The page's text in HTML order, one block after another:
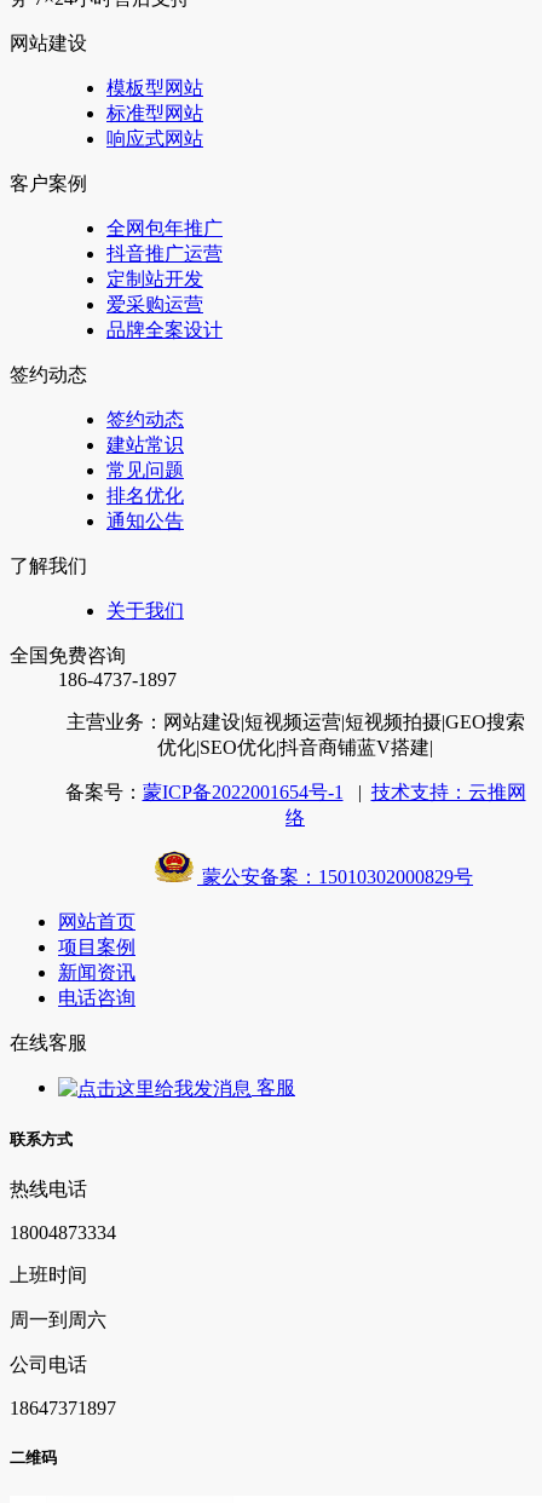
网站建设
模板型网站
标准型网站
响应式网站
客户案例
全网包年推广
抖音推广运营
定制站开发
爱采购运营
品牌全案设计
签约动态
签约动态
建站常识
常见问题
排名优化
通知公告
了解我们
关于我们
全国免费咨询
186-4737-1897
主营业务：网站建设|短视频运营|短视频拍摄|GEO搜索
优化|SEO优化|抖音商铺蓝V搭建|
备案号： 蒙ICP备2022001654号-1 | 技术支持：云推网
络
蒙公安备案：15010302000829号
网站首页
项目案例
新闻资讯
电话咨询
在线客服
客服
联系方式
热线电话
18004873334
上班时间
周一到周六
公司电话
18647371897
二维码